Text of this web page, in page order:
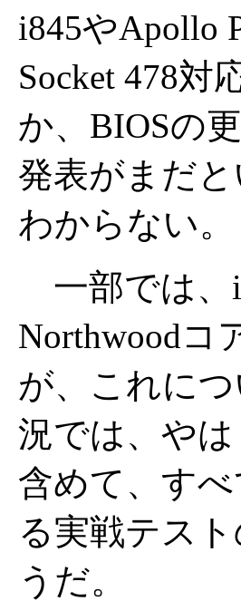
i845やApollo
Socket 478
か、BIOSの
発表がまだ
わからない。
一部では、
Northwoodコ
が、これに
況では、や
含めて、す
る実戦テス
うだ。